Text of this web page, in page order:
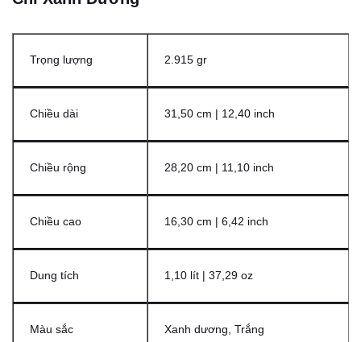
Trọng lượng 2.915 gr
Chiều dài 31,50 cm | 12,40 inch
Chiều rộng 28,20 cm | 11,10 inch
Chiều cao 16,30 cm | 6,42 inch
Dung tích 1,10 lít | 37,29 oz
Màu sắc Xanh dương, Trắng